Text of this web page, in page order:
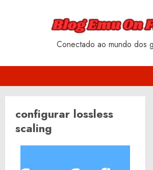
Conectado ao mundo dos
configurar lossless
scaling